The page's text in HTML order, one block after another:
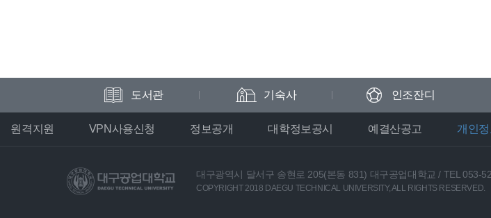
도서관 기숙사 인조잔디
원격지원 VPN사용신청 정보공개 대학정보공시 예결산공고 개인
대구광역시 달서구 송현로 205(본동 831) 대구공업대학교/ TEL 053-
COPYRIGHT 2018 DAEGU TECHNICAL UNIVERSITY, ALL RIGHTS RESERVED.